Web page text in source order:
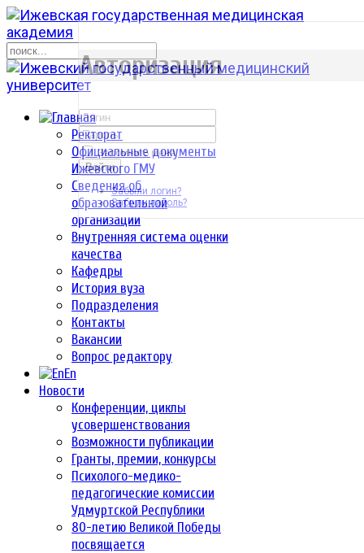
Ректорат
Официальные документы
Ижевского ГМУ
Сведения об
образовательной
организации
Внутренняя система оценки
качества
Кафедры
История вуза
Подразделения
Контакты
Вакансии
Вопрос редактору
En
Новости
Конференции, циклы
усовершенствования
Возможности публикации
Гранты, премии, конкурсы
Психолого-медико-
педагогические комиссии
Удмуртской Республики
80-летию Великой Победы
посвящается
р
Авторизация
Запомнить меня
Войти
Забыли логин?
Забыли пароль?